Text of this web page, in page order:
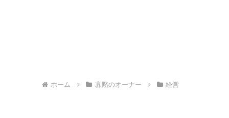
ホーム 寡黙のオーナー 経営